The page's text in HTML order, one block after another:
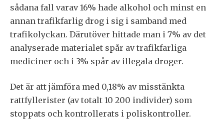
sådana fall varav 16% hade alkohol och minst en
annan trafikfarlig drog i sig i samband med
trafikolyckan. Därutöver hittade man i 7% av det
analyserade materialet spår av trafikfarliga
mediciner och i 3% spår av illegala droger.
Det är att jämföra med 0,18% av misstänkta
rattfyllerister (av totalt 10 200 individer) som
stoppats och kontrollerats i poliskontroller.